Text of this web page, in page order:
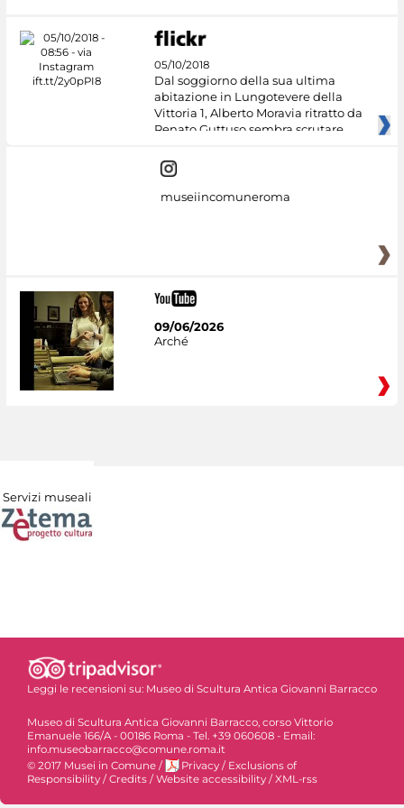
05/10/2018
Dal soggiorno della sua ultima
abitazione in Lungotevere della
Vittoria 1, Alberto Moravia ritratto da
Renato Guttuso sembra scrutare
museiincomuneroma
09/06/2026
Arché
Servizi museali
Leggi le recensioni su: Museo di Scultura Antica Giovanni Barracco
Museo di Scultura Antica Giovanni Barracco, corso Vittorio
Emanuele 166/A - 00186 Roma - Tel. +39 060608 - Email:
info.museobarracco@comune.roma.it
© 2017 Musei in Comune / Privacy / Exclusions of
Responsibility / Credits / Website accessibility / XML-rss